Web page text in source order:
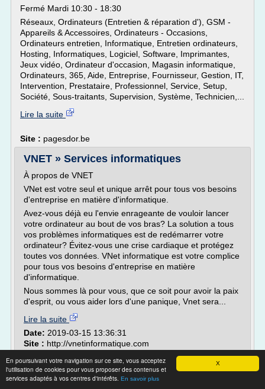
X
En poursuivant votre navigation sur ce site, vous acceptez
l'utilisation de cookies pour vous proposer des contenus et
services adaptés à vos centres d'intérêts. En savoir plus
Fermé Mardi 10:30 - 18:30
Réseaux, Ordinateurs (Entretien & réparation d'), GSM -
Appareils & Accessoires, Ordinateurs - Occasions,
Ordinateurs entretien, Informatique, Entretien ordinateurs,
Hosting, Informatiques, Logiciel, Software, Imprimantes,
Jeux vidéo, Ordinateur d'occasion, Magasin informatique,
Ordinateurs, 365, Aide, Entreprise, Fournisseur, Gestion, IT,
Intervention, Prestataire, Professionnel, Service, Setup,
Société, Sous-traitants, Supervision, Système, Technicien,...
Lire la suite
Site : pagesdor.be
VNET » Services informatiques
À propos de VNET
VNet est votre seul et unique arrêt pour tous vos besoins
d'entreprise en matière d'informatique.
Avez-vous déjà eu l'envie enrageante de vouloir lancer
votre ordinateur au bout de vos bras? La solution a tous
vos problèmes informatiques est de redémarrer votre
ordinateur? Évitez-vous une crise cardiaque et protégez
toutes vos données. VNet informatique est votre complice
pour tous vos besoins d'entreprise en matière
d'informatique.
Nous sommes là pour vous, que ce soit pour avoir la paix
d'esprit, ou vous aider lors d'une panique, Vnet sera...
Lire la suite
Date: 2019-03-15 13:36:31
Site : http://vnetinformatique.com
Thèmes liés :informatique gestion d'entreprise/
informatique dans la gestion d une entreprise
installation d'un reseau informatique